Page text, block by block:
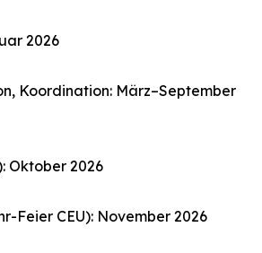
2026
Koordination: März–September
Oktober 2026
Feier CEU): November 2026